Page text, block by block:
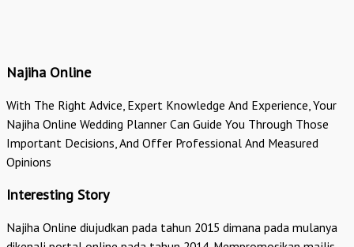
Najiha Online
With The Right Advice, Expert Knowledge And Experience, Your
Najiha Online Wedding Planner Can Guide You Through Those
Important Decisions, And Offer Professional And Measured
Opinions
Interesting Story
Najiha Online diujudkan pada tahun 2015 dimana pada mulanya